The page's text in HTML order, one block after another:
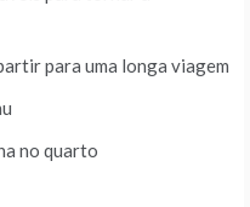
para uma longa viagem
no quarto